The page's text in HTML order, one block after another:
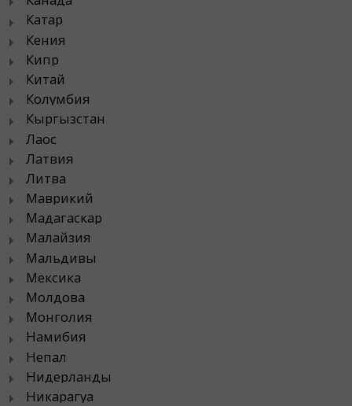
Катар
Кения
Кипр
Китай
Колумбия
Кыргызстан
Лаос
Латвия
Литва
Маврикий
Мадагаскар
Малайзия
Мальдивы
Мексика
Молдова
Монголия
Намибия
Непал
Нидерланды
Никарагуа